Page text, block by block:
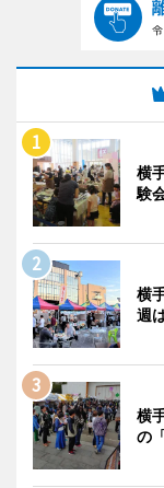
横
験
横
週
横
の